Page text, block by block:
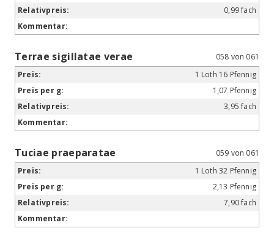
0,99 fach
Terrae sigillatae verae
058 von 061
1 Loth 16 Pfennig
1,07 Pfennig
3,95 fach
Tuciae praeparatae
059 von 061
1 Loth 32 Pfennig
2,13 Pfennig
7,90 fach